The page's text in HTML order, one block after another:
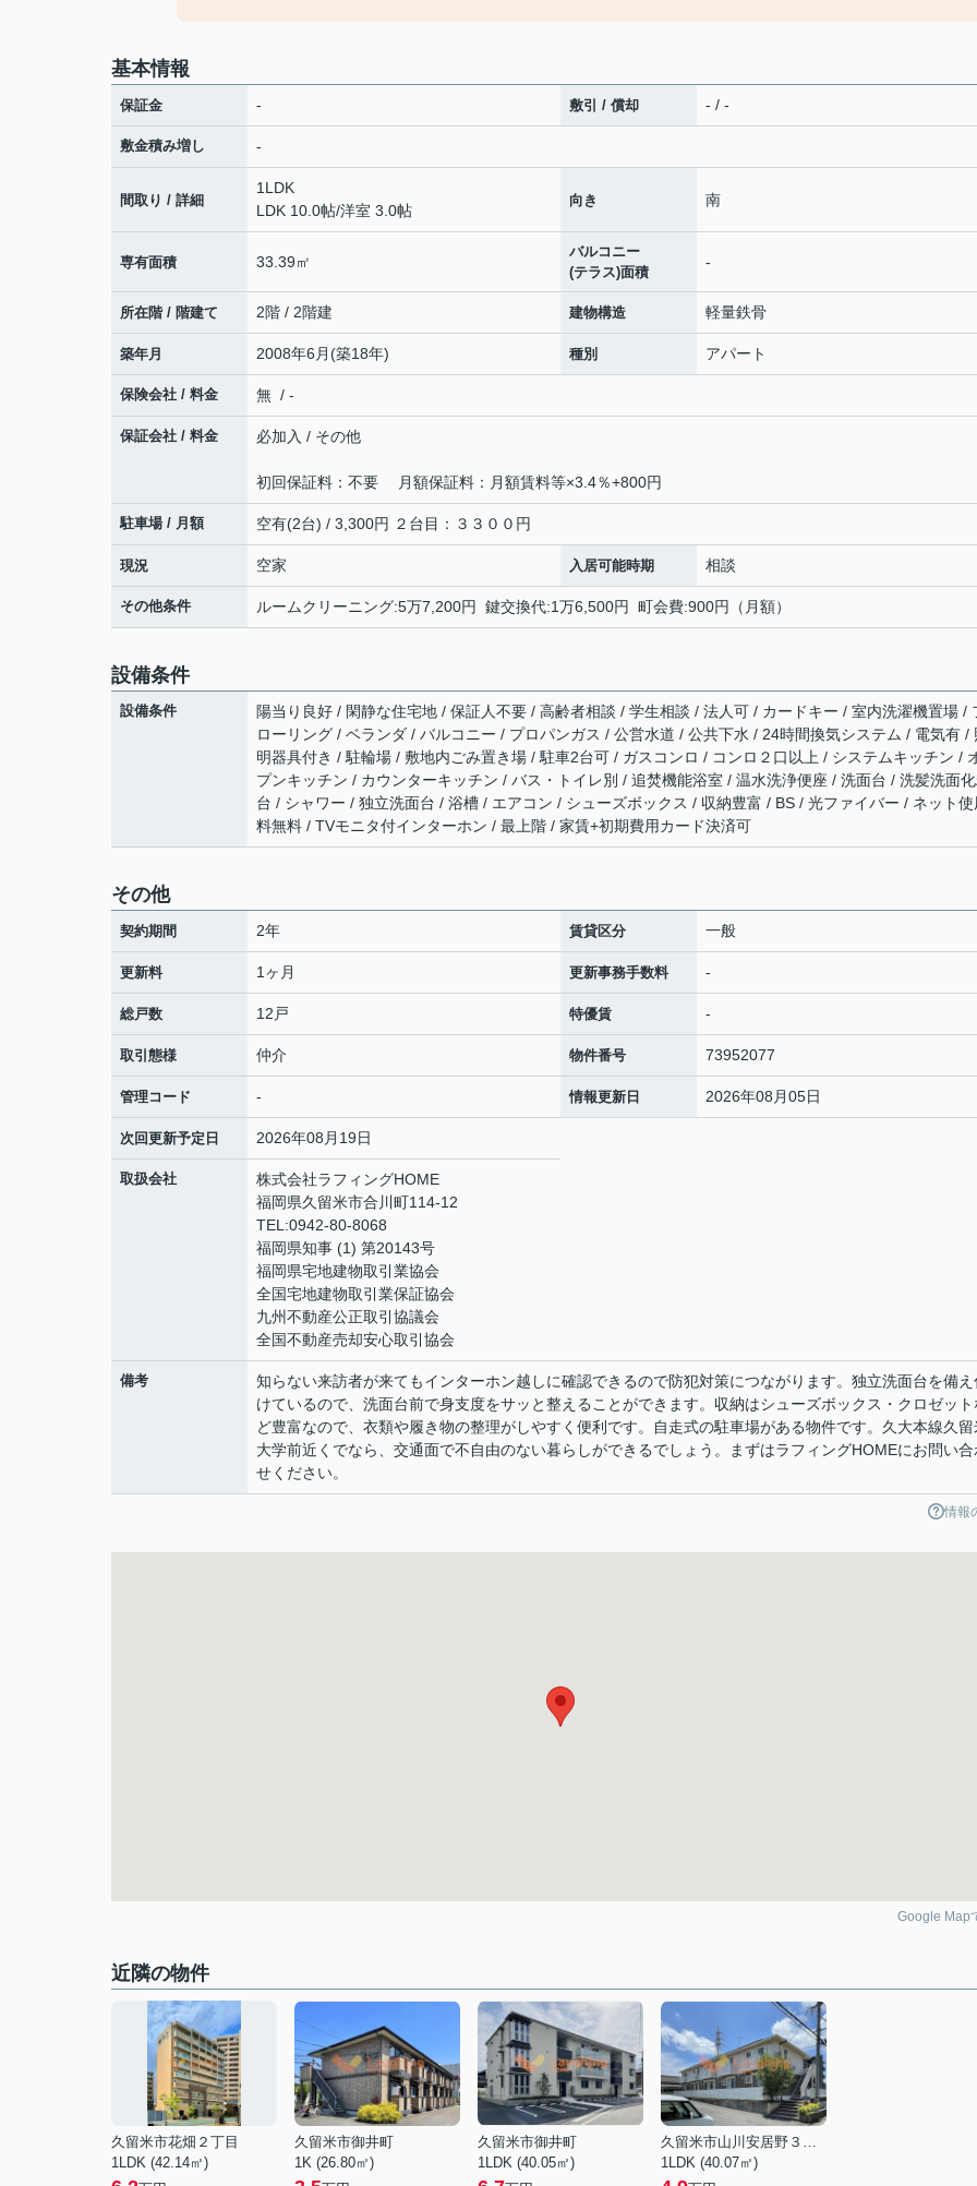
基本情報
保証金 - 敷引 / 償却 - / -
敷金積み増し -
間取り / 詳細
1LDK
LDK 10.0帖/洋室 3.0帖
向き 南
専有面積 33.39㎡
バルコニー
(テラス)面積
-
所在階 / 階建て 2階 / 2階建 建物構造 軽量鉄骨
築年月 2008年6月(築18年) 種別 アパート
保険会社 / 料金 無 / -
保証会社 / 料金 必加入 / その他
初回保証料：不要 月額保証料：月額賃料等×3.4％+800円
駐車場 / 月額 空有(2台) / 3,300円 ２台目：３３００円
現況 空家 入居可能時期 相談
その他条件 ルームクリーニング:5万7,200円 鍵交換代:1万6,500円 町会費:900円（月額）
設備条件
設備条件
陽当り良好 / 閑静な住宅地 / 保証人不要 / 高齢者相談 / 学生相談 / 法人可 / カードキー / 室内洗濯機置場 /
ローリング / ベランダ / バルコニー / プロパンガス / 公営水道 / 公共下水 / 24時間換気システム / 電気有 /
明器具付き / 駐輪場 / 敷地内ごみ置き場 / 駐車2台可 / ガスコンロ / コンロ２口以上 / システムキッチン /
プンキッチン / カウンターキッチン / バス・トイレ別 / 追焚機能浴室 / 温水洗浄便座 / 洗面台 / 洗髪洗面
台 / シャワー / 独立洗面台 / 浴槽 / エアコン / シューズボックス / 収納豊富 / BS / 光ファイバー / ネット使
料無料 / TVモニタ付インターホン / 最上階 / 家賃+初期費用カード決済可
その他
契約期間 2年 賃貸区分 一般
更新料 1ヶ月 更新事務手数料 -
総戸数 12戸 特優賃 -
取引態様 仲介 物件番号 73952077
管理コード - 情報更新日 2026年08月05日
次回更新予定日 2026年08月19日
取扱会社
株式会社ラフィングHOME
福岡県久留米市合川町114-12
TEL:0942-80-8068
福岡県知事 (1) 第20143号
福岡県宅地建物取引業協会
全国宅地建物取引業保証協会
九州不動産公正取引協議会
全国不動産売却安心取引協会
備考
知らない来訪者が来てもインターホン越しに確認できるので防犯対策につながります。独立洗面台を備え
けているので、洗面台前で身支度をサッと整えることができます。収納はシューズボックス・クロゼット
ど豊富なので、衣類や履き物の整理がしやすく便利です。自走式の駐車場がある物件です。久大本線久留
大学前近くでなら、交通面で不自由のない暮らしができるでしょう。まずはラフィングHOMEにお問い合
せください。
情報
Google Map
近隣の物件
久留米市花畑２丁目
1LDK (42.14㎡)
久留米市御井町
1K (26.80㎡)
久留米市御井町
1LDK (40.05㎡)
久留米市山川安居野３丁目
1LDK (40.07㎡)